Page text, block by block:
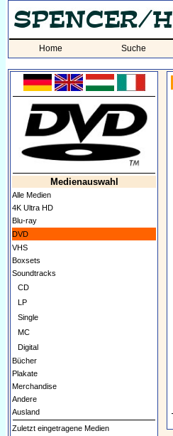
Home Suche
Medienauswahl
Alle Medien
4K Ultra HD
Blu-ray
DVD
VHS
Boxsets
Soundtracks
CD
LP
Single
MC
Digital
Bücher
Plakate
Merchandise
Andere
Ausland
Zuletzt eingetragene Medien